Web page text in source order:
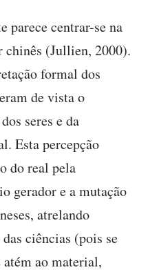
parece centrar-se na
chinês (Jullien, 2000).
formal dos
de vista o
seres e da
Esta percepção
do real pela
gerador e a mutação
atrelando
ciências (pois se
atém ao material,